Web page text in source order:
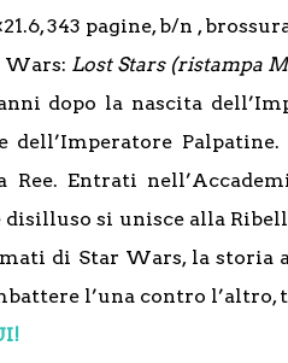
343 pagine, b/n ,
Wars: Lost Stars (ristampa
dopo la nascita
dell’Imperatore
Ree. Entrati
disilluso si unisce alla
di Star Wars, la storia
l’una contro